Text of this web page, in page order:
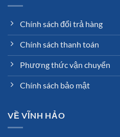
Chính sách đổi trả hàng
Chính sách thanh toán
Phương thức vận chuyển
Chính sách bảo mật
VỀ VĨNH HẢO